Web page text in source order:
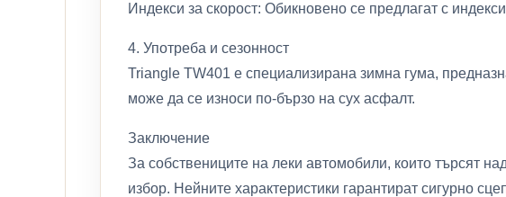
Индекси за скорост: Обикновено се предлагат с
4. Употреба и сезонност
Triangle TW401 е специализирана зимна гума,
може да се износи по-бързо на сух асфалт.
Заключение
За собствениците на леки автомобили, които търсят
избор. Нейните характеристики гарантират сигурно